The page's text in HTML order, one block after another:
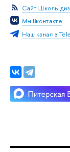
Сайт Школы
Мы Вконтакте
Наш канал в